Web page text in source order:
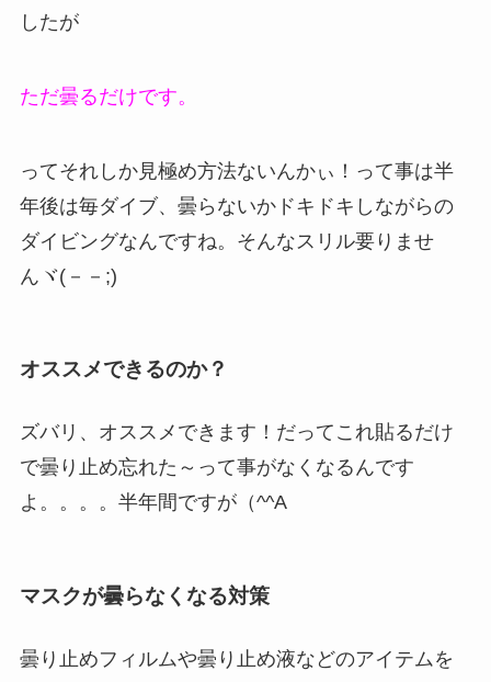
したが
ただ曇るだけです。
ってそれしか見極め方法ないんかぃ！って事は半
年後は毎ダイブ、曇らないかドキドキしながらの
ダイビングなんですね。そんなスリル要りませ
んヾ(－－;)
オススメできるのか？
ズバリ、オススメできます！だってこれ貼るだけ
で曇り止め忘れた～って事がなくなるんです
よ。。。。半年間ですが（^^A
マスクが曇らなくなる対策
曇り止めフィルムや曇り止め液などのアイテムを